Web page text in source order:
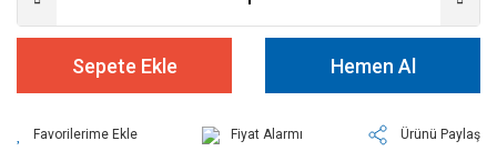
Sepete Ekle Hemen Al
Fiyat Alarmı
Ürünü Paylaş